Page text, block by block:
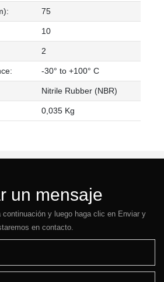
75
10
2
-30° to +100° C
Nitrile Rubber (NBR)
0,035 Kg
un mensaje
y luego haga clic en Enviar y
en contacto.